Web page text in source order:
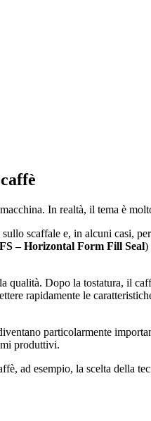
In realtà, il tema è
scaffale e, in alcuni casi,
– Horizontal Form Fill Seal)
qualità. Dopo la tostatura, il
rapidamente le
particolarmente
produttivi.
ad esempio, la scelta della